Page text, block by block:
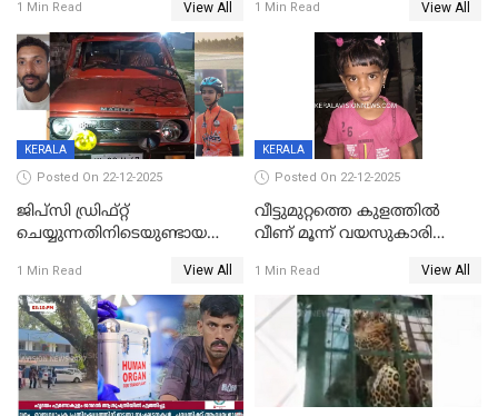
ചിത്രങ്ങളടക്കം കത്തിയ
നിലയിൽ
1 Min Read View All
സംഭവം മാവേലിക്കരയിൽ
1 Min Read View All
KERALA
Posted On 22-12-2025
ജിപ്സി ഡ്രിഫ്റ്റ്
ചെയ്യുന്നതിനിടെയുണ്ടായ
ദാരുണാന്ത്യം; ജീപ്സി
ഓടിച്ചയാൾ അറസ്റ്റിൽ.
1 Min Read View All
KERALA
Posted On 22-12-2025
വീട്ടുമുറ്റത്തെ കുളത്തിൽ
വീണ് മൂന്ന് വയസുകാരി
1 Min Read View All